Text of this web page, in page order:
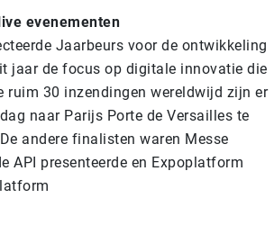
evenementen
Jaarbeurs voor de ontwikkeling
jaar de focus op digitale innovatie die
ruim 30 inzendingen wereldwijd zijn er
naar Parijs Porte de Versailles te
andere finalisten waren Messe
API presenteerde en Expoplatform